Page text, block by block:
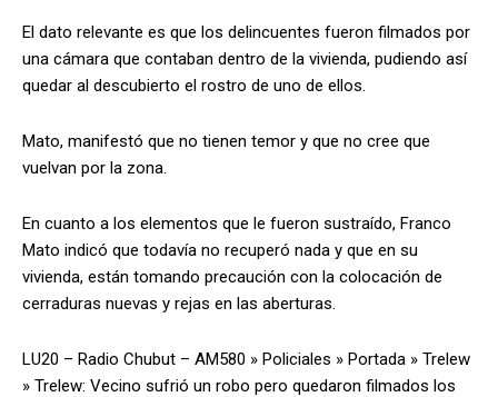
El dato relevante es que los delincuentes fueron filmados por
una cámara que contaban dentro de la vivienda, pudiendo así
quedar al descubierto el rostro de uno de ellos.
Mato, manifestó que no tienen temor y que no cree que
vuelvan por la zona.
En cuanto a los elementos que le fueron sustraído, Franco
Mato indicó que todavía no recuperó nada y que en su
vivienda, están tomando precaución con la colocación de
cerraduras nuevas y rejas en las aberturas.
LU20 – Radio Chubut – AM580 » Policiales » Portada » Trelew
» Trelew: Vecino sufrió un robo pero quedaron filmados los